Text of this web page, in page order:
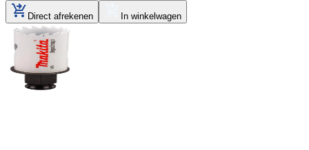
Direct afrekenen In winkelwagen